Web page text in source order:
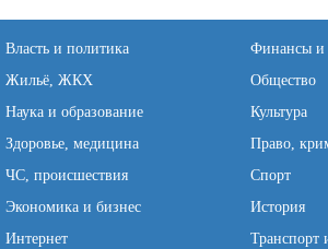
Власть и политика
Финансы и
Жильё, ЖКХ
Общество
Наука и образование
Культура
Здоровье, медицина
Право,
ЧС, происшествия
Спорт
Экономика и бизнес
История
Интернет
Транспорт